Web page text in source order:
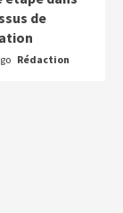
de
Rédaction